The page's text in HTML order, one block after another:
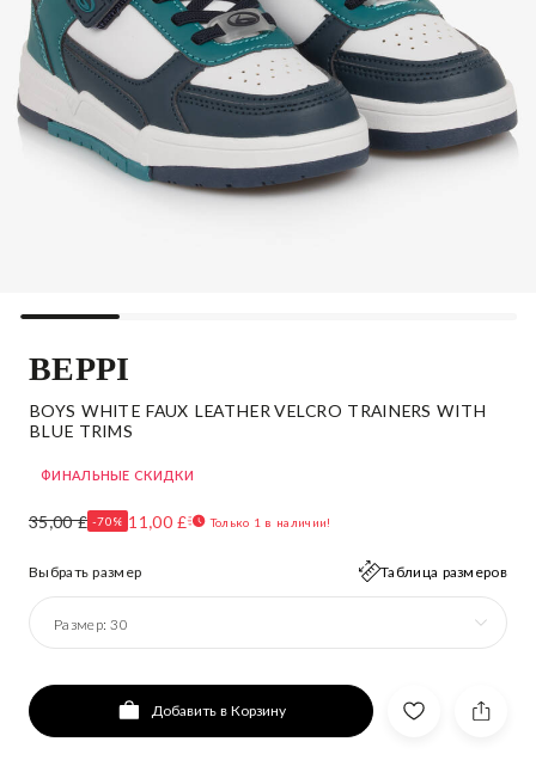
BEPPI
BOYS WHITE FAUX LEATHER VELCRO TRAINERS WITH
BLUE TRIMS
ФИНАЛЬНЫЕ СКИДКИ
35,00 £ -70% 11,00 £ Только 1 в наличии!
Выбрать размер Таблица размеров
Размер:30
Добавить в Корзину